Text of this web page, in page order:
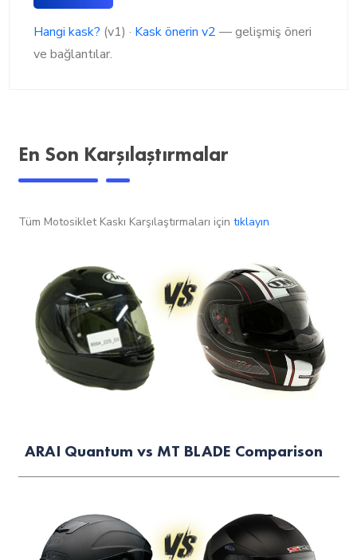
Hangi kask? (v1) · Kask önerin v2 — gelişmiş öneri
ve bağlantılar.
En Son Karşılaştırmalar
Tüm Motosiklet Kaskı Karşılaştırmaları için tıklayın
ARAI Quantum vs MT BLADE Comparison